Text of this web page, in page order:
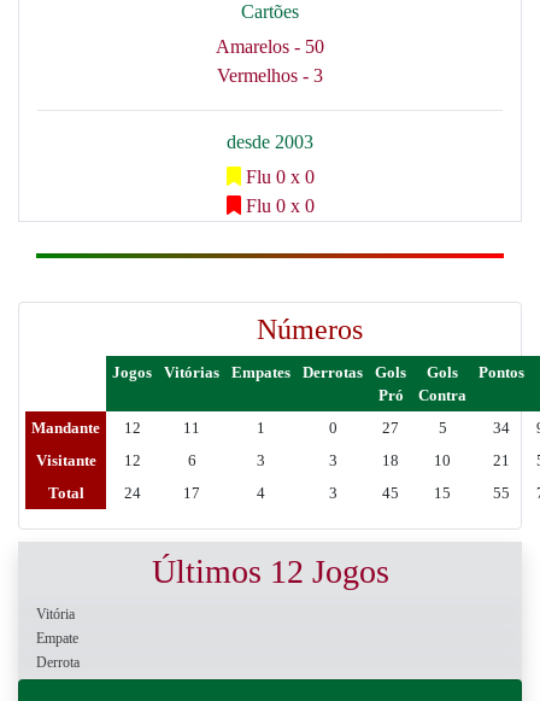
Cartões
Amarelos - 50
Vermelhos - 3
desde 2003
Flu 0 x 0
Flu 0 x 0
Números
Jogos Vitórias Empates Derrotas
Gols
Pró
Gols
Contra
Pontos
Mandante 12 11 1 0 27 5 34
Visitante
12 6 3 3 18 10 21
Total
24 17 4 3 45 15 55
Últimos 12 Jogos
Vitória
Empate
Derrota